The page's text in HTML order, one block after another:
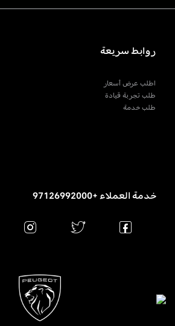
روابط سريعة
اطلب عرض أسعار
طلب تجربة قيادة
طلب خدمة
خدمة العملاء +97126992000